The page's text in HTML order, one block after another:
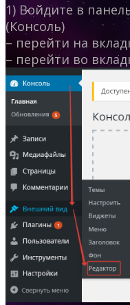
1) Войдите в
(Консоль)
– перейти на
– перейти во